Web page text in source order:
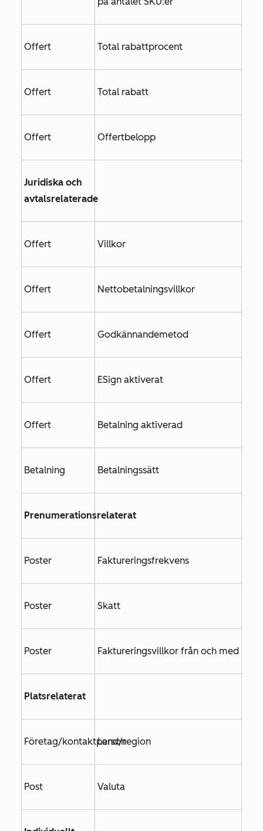
Offert Total rabattprocent
Offert Total rabatt
Offert Offertbelopp
Juridiska och
avtalsrelaterade
Offert Villkor
Offert Nettobetalningsvillkor
Offert Godkännandemetod
Offert ESign aktiverat
Offert Betalning aktiverad
Betalning Betalningssätt
Prenumerationsrelaterat
Poster Faktureringsfrekvens
Poster Skatt
Poster Faktureringsvillkor från och med
Platsrelaterat
Företag/kontaktperson
Land/region
Post Valuta